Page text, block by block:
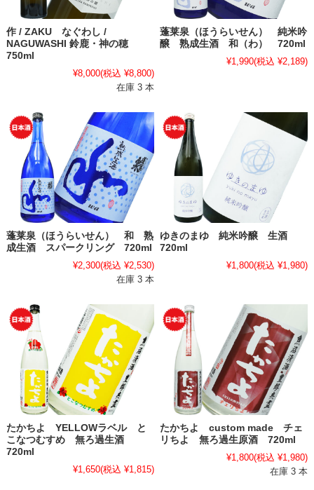
作 / ZAKU なぐわし /
NAGUWASHI 鈴鹿・神の穂
750ml
¥8,000(税込 ¥8,800)
在庫 3 本
蓬莱泉（ほうらいせん） 純米吟
醸 熟成生酒 和（わ） 720ml
¥1,990(税込 ¥2,189)
蓬莱泉（ほうらいせん） 和 熟
成生酒 スパークリング 720ml
¥2,300(税込 ¥2,530)
在庫 3 本
ゆきのまゆ 純米吟醸 生酒
720ml
¥1,800(税込 ¥1,980)
たかちよ YELLOWラベル と
こなつむすめ 無ろ過生酒
720ml
¥1,650(税込 ¥1,815)
たかちよ custom made チェ
リちよ 無ろ過生原酒 720ml
¥1,800(税込 ¥1,980)
在庫 3 本